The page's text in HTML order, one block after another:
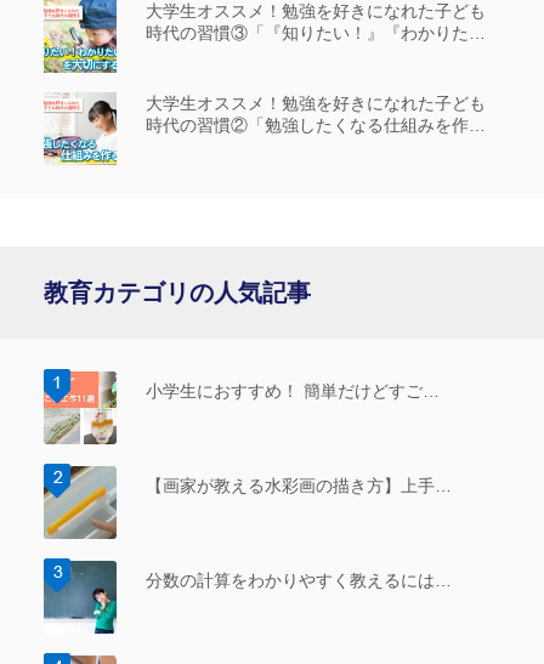
大学生オススメ！勉強を好きになれた子ども
時代の習慣③「『知りたい！』『わかりた
大学生オススメ！勉強を好きになれた子ども
時代の習慣②「勉強したくなる仕組みを作
教育カテゴリの人気記事
小学生におすすめ！ 簡単だけどすご…
【画家が教える水彩画の描き方】上手…
分数の計算をわかりやすく教えるには…